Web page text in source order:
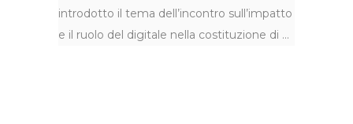
introdotto il tema dell’incontro sull’impatto
e il ruolo del digitale nella costituzione di